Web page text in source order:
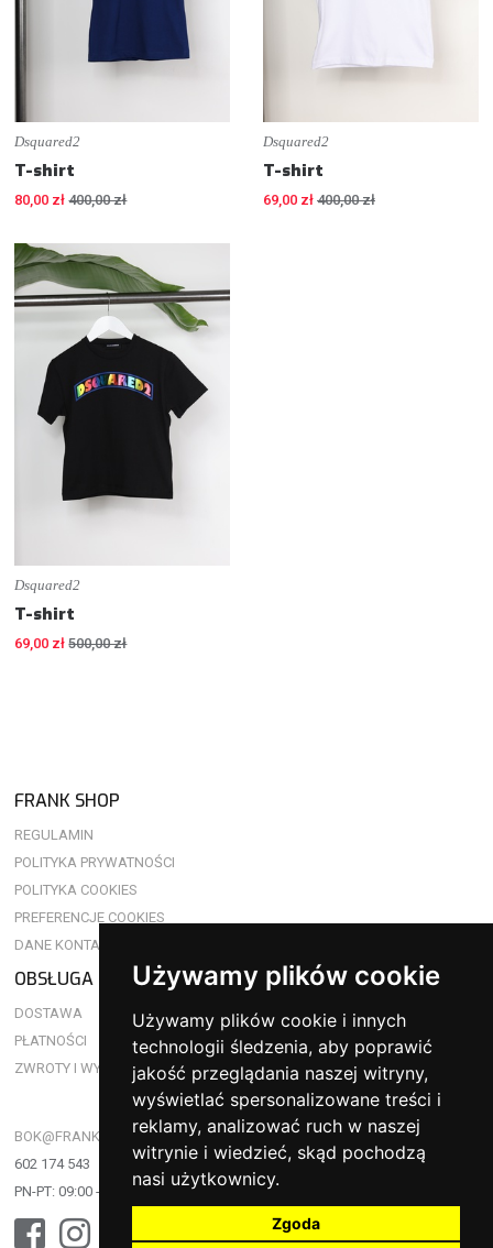
Używamy plików cookie
Używamy plików cookie i innych
technologii śledzenia, aby poprawić
jakość przeglądania naszej witryny,
wyświetlać spersonalizowane treści i
reklamy, analizować ruch w naszej
witrynie i wiedzieć, skąd pochodzą
nasi użytkownicy.
Zgoda
Dsquared2
T-shirt
80,00 zł 400,00 zł
Dsquared2
T-shirt
69,00 zł 400,00 zł
Dsquared2
T-shirt
69,00 zł 500,00 zł
FRANK SHOP
REGULAMIN
POLITYKA PRYWATNOŚCI
POLITYKA COOKIES
PREFERENCJE COOKIES
DANE KONTAKTOWE
OBSŁUGA KLIENTA
DOSTAWA
PŁATNOŚCI
ZWROTY I WYMIANY
BOK@FRANKSHOP.PL
602 174 543
PN-PT: 09:00 - 17:00